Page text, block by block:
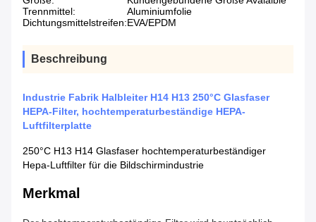
Trennmittel:
Aluminiumfolie
Dichtungsmittelstreifen:EVA/EPDM
Beschreibung
Industrie Fabrik Halbleiter H14 H13 250°C Glasfaser
HEPA-Filter, hochtemperaturbeständige HEPA-
Luftfilterplatte
250°C H13 H14 Glasfaser hochtemperaturbeständiger
Hepa-Luftfilter für die Bildschirmindustrie
Merkmal